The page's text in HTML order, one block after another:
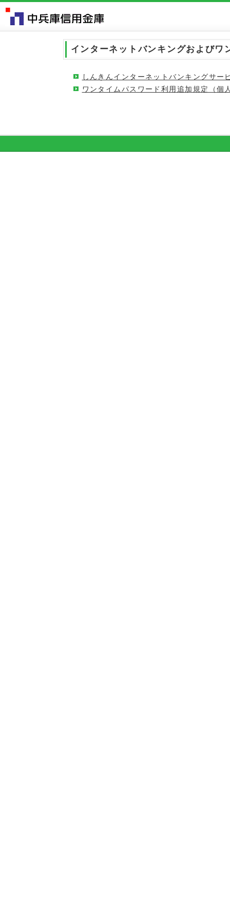
インターネットバンキングおよび
しんきんインターネットバンキングサー
ワンタイムパスワード利用追加規定（個